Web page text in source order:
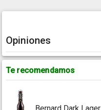
Opiniones
Te recomendamos